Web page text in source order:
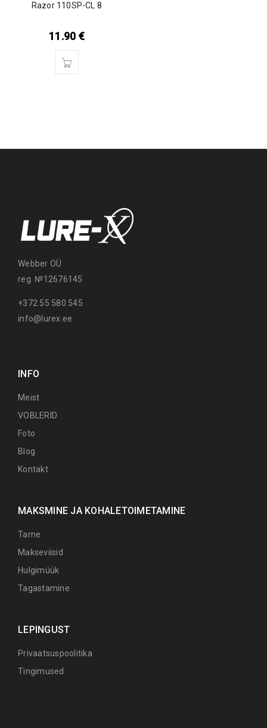
Razor 110SP-CL 8
11.90 €
Webber OÜ
reg. №12676145
+372 55 580 545
info@lurex.ee
INFO
Meist
VOBLERID
Foto
Blog
Kontakt
MAKSMINE JA KOHALETOIMETAMINE
Tarne
Makseviisid
Hulgimüük
Tagastamine
LEPINGUST
Privaatsuspoolitika
Tingimused